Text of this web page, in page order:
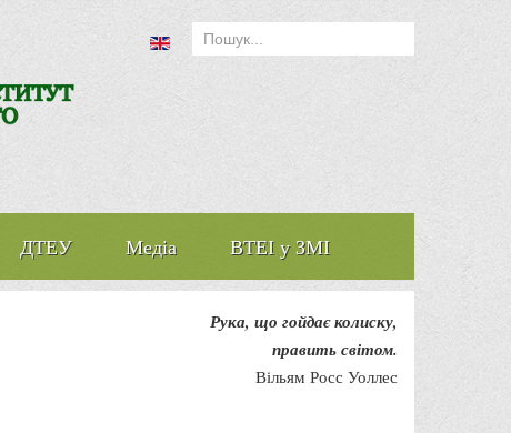
ДТЕУ Медіа ВТЕІ у ЗМІ
Рука, що гойдає колиску,
править світом.
Вільям Росс Уоллес